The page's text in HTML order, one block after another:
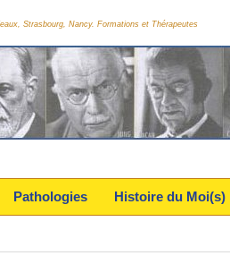
Strasbourg, Nancy. Formations et Thérapeutes
Pathologies Histoire du Moi(s)